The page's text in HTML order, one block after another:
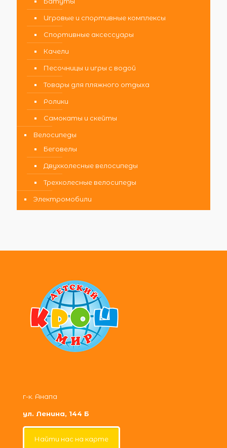
Игровые и спортивные комплексы
Спортивные аксессуары
Качели
Песочницы и игры с водой
Товары для пляжного отдыха
Ролики
Самокаты и скейты
Велосипеды
Беговелы
Двухколесные велосипеды
Трехколесные велосипеды
Электромобили
г-к. Анапа
ул. Ленина, 144 Б
Найти нас на карте